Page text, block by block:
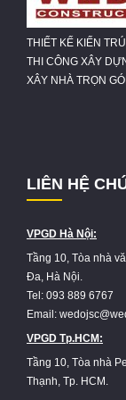
THIẾT KẾ KIẾN
THI CÔNG XÂY
XÂY NHÀ TRỌN GÓI
LIÊN HỆ
VPGD Hà Nội:
Tầng 10, Tòa nhà
Đa, Hà Nội.
Tel: 093 889 6767
Email:
VPGD Tp.HCM:
Tầng 10, Tòa nhà
Thạnh, Tp. HCM.